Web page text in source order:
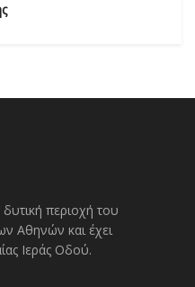
περιοχή του
Αθηνών και έχει
Ιεράς Οδού.